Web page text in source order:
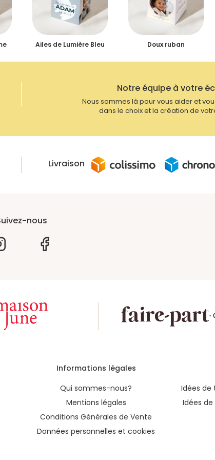
Ailes de Lumière Bleu Doux ruban
Notre équipe à votre
Nous sommes là pour vous aider et
dans le choix et la création de
Livraison
nous
Informations légales
Qui sommes-nous?
Mentions légales
Conditions Générales de Vente
Données personnelles et cookies
Idées
Idées